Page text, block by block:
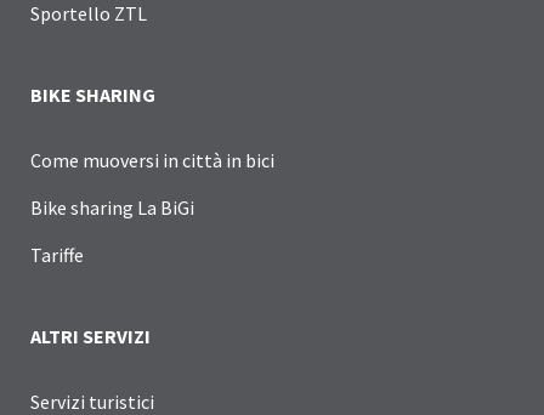
Sportello ZTL
BIKE SHARING
Come muoversi in città in bici
Bike sharing La BiGi
Tariffe
ALTRI SERVIZI
Servizi turistici